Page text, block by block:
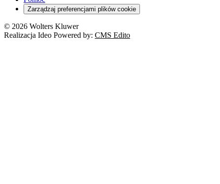
Zarządzaj preferencjami plików cookie
© 2026 Wolters Kluwer
Realizacja Ideo Powered by: CMS Edito